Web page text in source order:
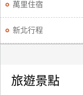
萬里住宿
新北行程
旅遊景點